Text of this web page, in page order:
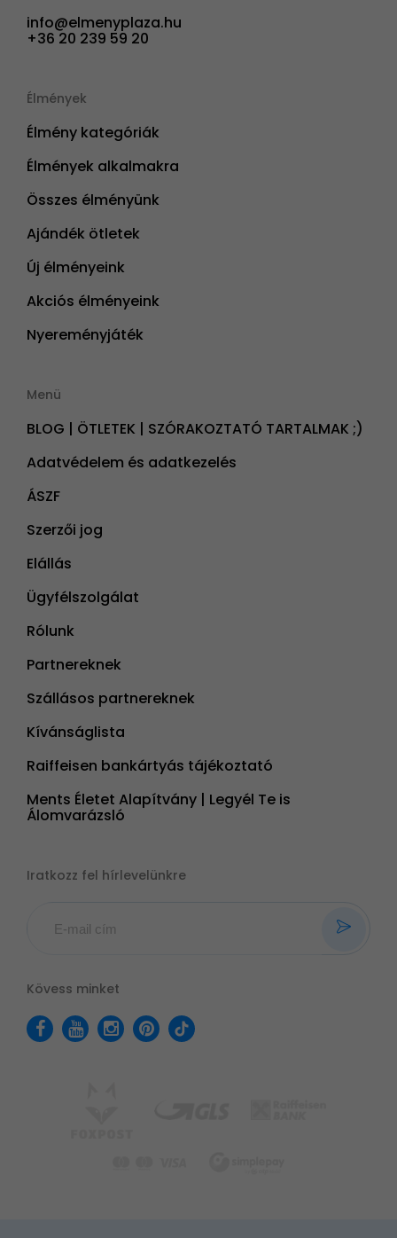
info@elmenyplaza.hu
+36 20 239 59 20
Élmények
Élmény kategóriák
Élmények alkalmakra
Összes élményünk
Ajándék ötletek
Új élményeink
Akciós élményeink
Nyereményjáték
Menü
BLOG | ÖTLETEK | SZÓRAKOZTATÓ TARTALMAK ;)
Adatvédelem és adatkezelés
ÁSZF
Szerzői jog
Elállás
Ügyfélszolgálat
Rólunk
Partnereknek
Szállásos partnereknek
Kívánságlista
Raiffeisen bankártyás tájékoztató
Ments Életet Alapítvány | Legyél Te is
Álomvarázsló
Iratkozz fel hírlevelünkre
Kövess minket